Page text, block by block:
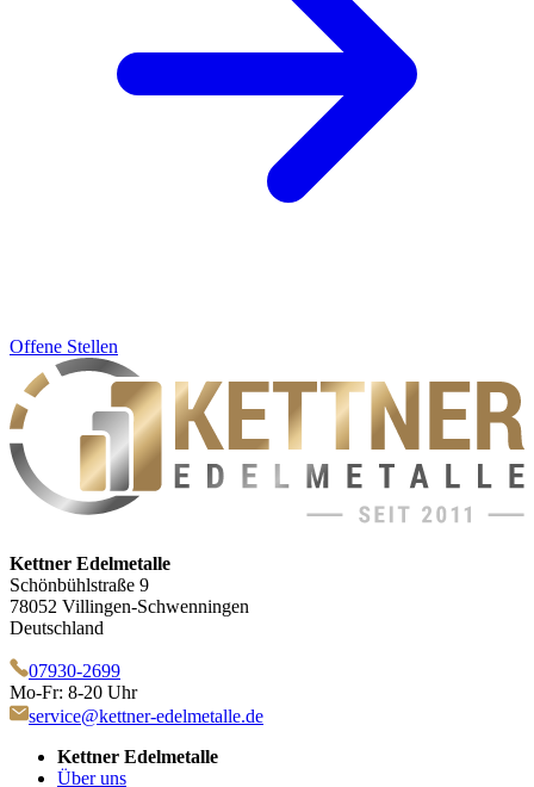
Offene Stellen
Kettner Edelmetalle
Schönbühlstraße 9
78052 Villingen-Schwenningen
Deutschland
07930-2699
Mo-Fr: 8-20 Uhr
service@kettner-edelmetalle.de
Kettner Edelmetalle
Über uns